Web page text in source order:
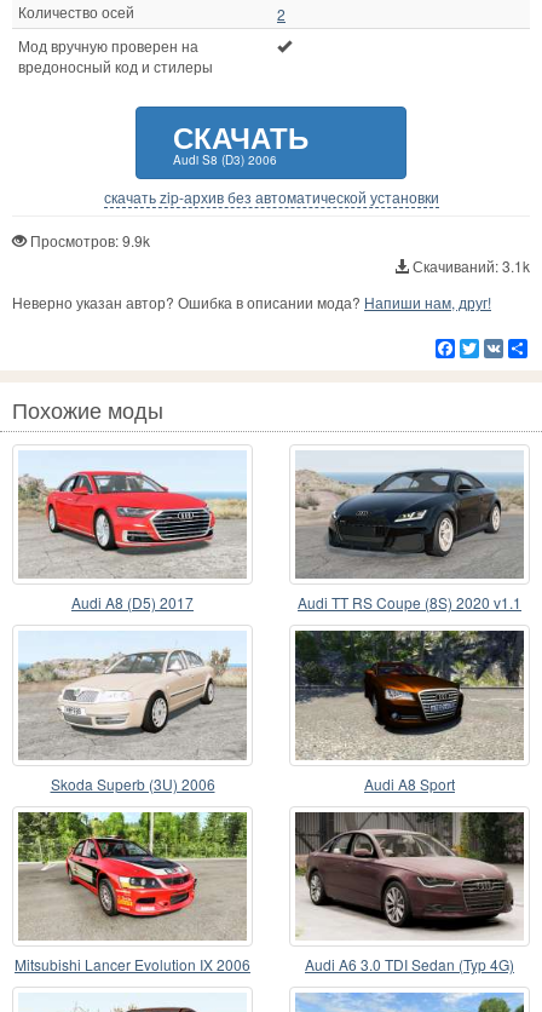
Количество осей
2
Мод вручную проверен на
вредоносный код и стилеры
СКАЧАТЬ
Audi S8 (D3) 2006
скачать zip-архив без автоматической установки
Просмотров: 9.9k
Скачиваний: 3.1k
Неверно указан автор? Ошибка в описании мода? Напиши нам, друг!
Facebook
Twitter
VK
Похожие моды
Audi A8 (D5) 2017 Audi TT RS Coupe (8S) 2020 v1.1
Skoda Superb (3U) 2006 Audi A8 Sport
Mitsubishi Lancer Evolution IX 2006
v2.0
Audi A6 3.0 TDI Sedan (Typ 4G)
2011